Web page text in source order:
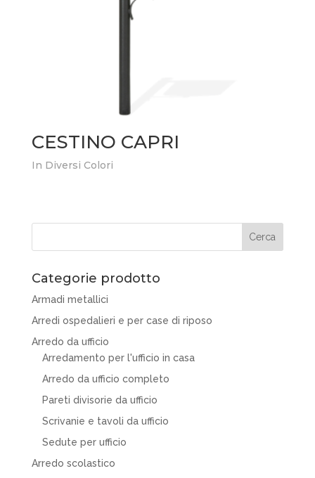
CESTINO CAPRI
In Diversi Colori
Categorie prodotto
Armadi metallici
Arredi ospedalieri e per case di riposo
Arredo da ufficio
Arredamento per l'ufficio in casa
Arredo da ufficio completo
Pareti divisorie da ufficio
Scrivanie e tavoli da ufficio
Sedute per ufficio
Arredo scolastico